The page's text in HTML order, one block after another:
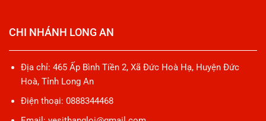
CHI NHÁNH LONG AN
Địa chỉ: 465 Ấp Bình Tiền 2, Xã Đức Hoà Hạ, Huyện Đức
Hoà, Tỉnh Long An
Điện thoại: 0888344468